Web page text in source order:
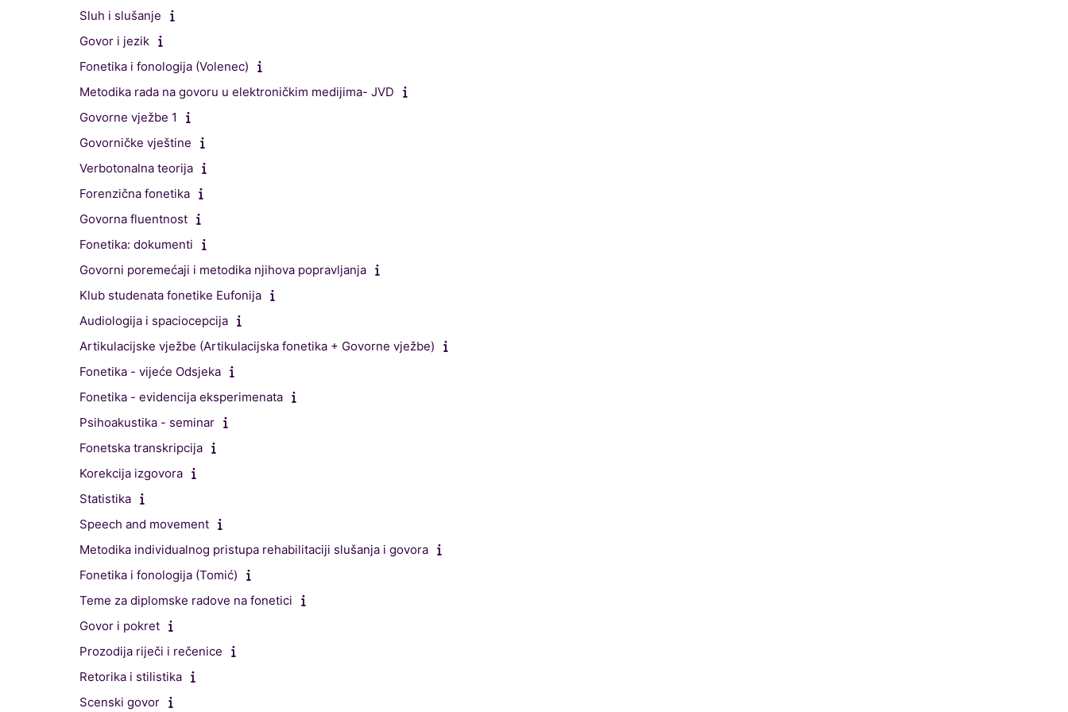
Sluh i slušanje
Govor i jezik
Fonetika i fonologija (Volenec)
Metodika rada na govoru u elektroničkim medijima- JVD
Govorne vježbe 1
Govorničke vještine
Verbotonalna teorija
Forenzična fonetika
Govorna fluentnost
Fonetika: dokumenti
Govorni poremećaji i metodika njihova popravljanja
Klub studenata fonetike Eufonija
Audiologija i spaciocepcija
Artikulacijske vježbe (Artikulacijska fonetika + Govorne vježbe)
Fonetika - vijeće Odsjeka
Fonetika - evidencija eksperimenata
Psihoakustika - seminar
Fonetska transkripcija
Korekcija izgovora
Statistika
Speech and movement
Metodika individualnog pristupa rehabilitaciji slušanja i govora
Fonetika i fonologija (Tomić)
Teme za diplomske radove na fonetici
Govor i pokret
Prozodija riječi i rečenice
Retorika i stilistika
Scenski govor